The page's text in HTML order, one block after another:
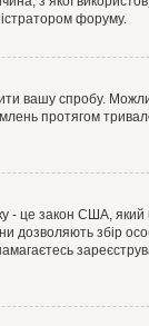
форуму.
вашу спробу.
протягом
це закон США,
дозволяють збір